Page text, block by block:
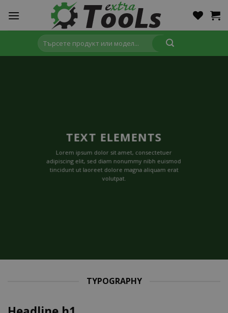
content
Търсене
за:
TEXT ELEMENTS
Lorem ipsum dolor sit amet, consectetuer
adipiscing elit, sed diam nonummy nibh euismod
tincidunt ut laoreet dolore magna aliquam erat
volutpat.
TYPOGRAPHY